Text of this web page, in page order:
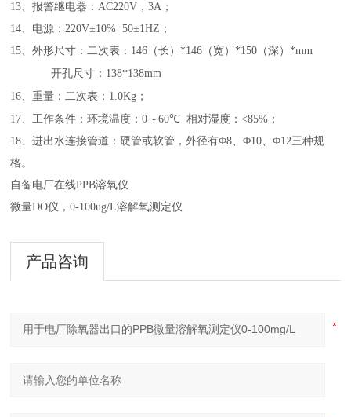
13、报警继电器：AC220V ，3A ；
14、电源：220V±10% 50±1HZ ；
15、外形尺寸：二次表： 146 （长） *146 （宽） *150（深） *mm
开孔尺寸： 138*138mm
16、重量：二次表：1.0Kg ；
17、工作条件：环境温度：0 ～60℃ 相对湿度：<85% ；
18、进出水连接管道：硬管或软管，外径有Φ8、Φ10、Φ12三种规
格。
自备电厂在线PPB溶氧仪
微量DO仪，0-100ug/L溶解氧测定仪
产品咨询